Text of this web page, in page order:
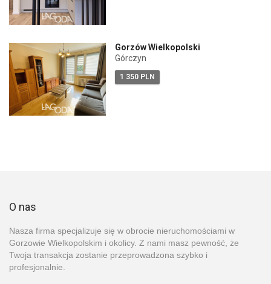
Gorzów Wielkopolski
Górczyn
1 350 PLN
O nas
Nasza firma specjalizuje się w obrocie nieruchomościami w
Gorzowie Wielkopolskim i okolicy. Z nami masz pewność, że
Twoja transakcja zostanie przeprowadzona szybko i
profesjonalnie.